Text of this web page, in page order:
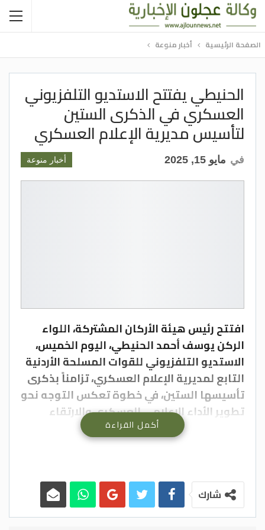
الصفحة الرئيسية أخبار منوعة
الحنيطي يفتتح الاستديو التلفزيوني
العسكري في الذكرى الستين
لتأسيس مديرية الإعلام العسكري
أخبار منوعة في مايو 15, 2025
افتتح رئيس هيئة الأركان المشتركة، اللواء
الركن يوسف أحمد الحنيطي، اليوم الخميس،
الاستديو التلفزيوني للقوات المسلحة الأردنية
التابع لمديرية الإعلام العسكري، تزامناً بذكرى
تأسيسها الستين، في خطوة تعكس التوجه نحو
تطوير الأداء الإعلامي العسكري والارتقاء
بمستوى المحتوى الوطني.
وحضر الافتتاح الذي أقيم في حرم صرح الشهيد،
القوات المسلحة، ومسؤولي الإعلام المرئي
والمسموع والمقروء.
واطّلع اللواء الركن الحنيطي على التجهيزات
أكمل القراءة
شارك